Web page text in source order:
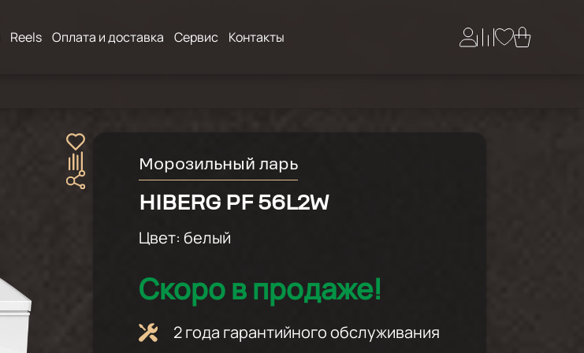
Reels Оплата и доставка Сервис Контакты
Морозильный ларь
HIBERG PF 56L2W
Цвет:белый
Скоро в продаже!
2 года гарантийного обслуживания